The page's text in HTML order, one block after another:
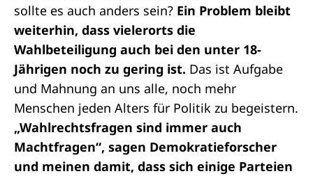
sollte es auch anders sein? Ein Problem bleibt
weiterhin, dass vielerorts die
Wahlbeteiligung auch bei den unter 18-
Jährigen noch zu gering ist. Das ist Aufgabe
und Mahnung an uns alle, noch mehr
Menschen jeden Alters für Politik zu begeistern.
„Wahlrechtsfragen sind immer auch
Machtfragen“, sagen Demokratieforscher
und meinen damit, dass sich einige Parteien